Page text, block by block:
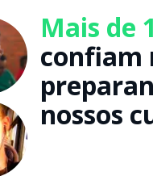
Mais de
confiam
nossos